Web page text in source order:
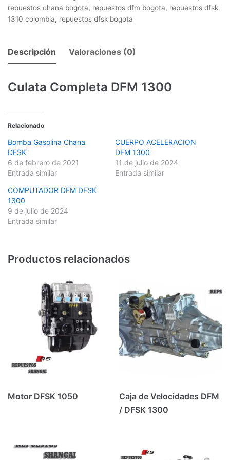
repuestos chana bogota, repuestos dfm bogota, repuestos dfsk
1310 colombia, repuestos dfsk bogota
Descripción Valoraciones (0)
Culata Completa DFM 1300
Relacionado
Bomba Gasolina Chana
DFSK
6 de febrero de 2021
Entrada similar
CUERPO ACELERACION
DFM 1300
11 de julio de 2024
Entrada similar
COMPUTADOR DFM DFSK
1300
9 de julio de 2024
Entrada similar
Productos relacionados
Motor DFSK 1050
Caja de Velocidades DFM
/ DFSK 1300